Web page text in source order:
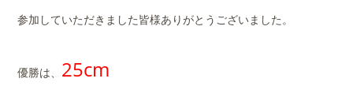
スタッフブログ
参加していただきました皆様ありがとうございました。
優勝は、 25cm